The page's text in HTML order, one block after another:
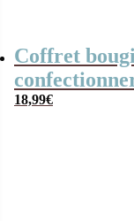
Coffret
“je fabrique
18,99€